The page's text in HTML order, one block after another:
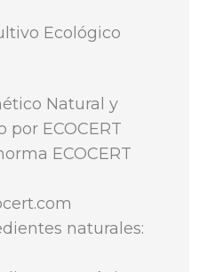
Ecológico
Natural y
ECOCERT
ECOCERT
naturales: